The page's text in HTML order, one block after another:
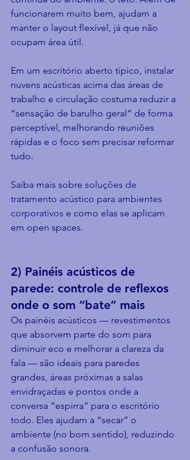
funcionarem muito bem, ajudam a
manter o layout flexível, já que não
ocupam área útil.
Em um escritório aberto típico, instalar
nuvens acústicas acima das áreas de
trabalho e circulação costuma reduzir a
“sensação de barulho geral” de forma
perceptível, melhorando reuniões
rápidas e o foco sem precisar reformar
tudo.
Saiba mais sobre soluções de
tratamento acústico para ambientes
corporativos e como elas se aplicam
em open spaces.
2) Painéis acústicos de
parede: controle de reflexos
onde o som “bate” mais
Os painéis acústicos — revestimentos
que absorvem parte do som para
diminuir eco e melhorar a clareza da
fala — são ideais para paredes
grandes, áreas próximas a salas
envidraçadas e pontos onde a
conversa “espirra” para o escritório
todo. Eles ajudam a “secar” o
ambiente (no bom sentido), reduzindo
a confusão sonora.